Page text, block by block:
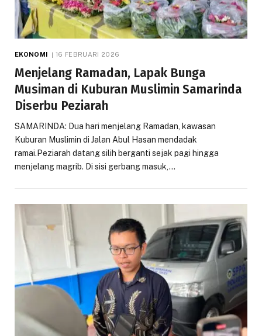
EKONOMI 16 FEBRUARI 2026
Menjelang Ramadan, Lapak Bunga
Musiman di Kuburan Muslimin Samarinda
Diserbu Peziarah
SAMARINDA: Dua hari menjelang Ramadan, kawasan
Kuburan Muslimin di Jalan Abul Hasan mendadak
ramai.Peziarah datang silih berganti sejak pagi hingga
menjelang magrib. Di sisi gerbang masuk,…